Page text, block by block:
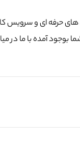
آمده با ما در